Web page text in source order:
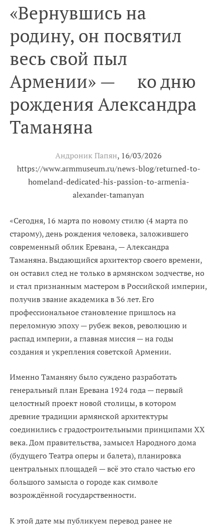
«Вернувшись на
родину, он посвятил
весь свой пыл
Армении» — ко дню
рождения Александра
Таманяна
Андроник Папян, 16/03/2026
https://www.armmuseum.ru/news-blog/returned-to-
homeland-dedicated-his-passion-to-armenia-
alexander-tamanyan
«Сегодня, 16 марта по новому стилю (4 марта по
старому), день рождения человека, заложившего
современный облик Еревана, — Александра
Таманяна. Выдающийся архитектор своего времени,
он оставил след не только в армянском зодчестве, но
и стал признанным мастером в Российской империи,
получив звание академика в 36 лет. Его
профессиональное становление пришлось на
переломную эпоху — рубеж веков, революцию и
распад империи, а главная миссия — на годы
создания и укрепления советской Армении.
Именно Таманяну было суждено разработать
генеральный план Еревана 1924 года — первый
целостный проект новой столицы, в котором
древние традиции армянской архитектуры
соединились с градостроительными принципами ХХ
века. Дом правительства, замысел Народного дома
(будущего Театра оперы и балета), планировка
центральных площадей — всё это стало частью его
большого замысла о городе как символе
возрождённой государственности.
К этой дате мы публикуем перевод ранее не